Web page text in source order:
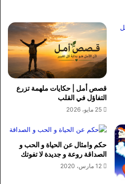
قصص أمل | حكايات ملهمة تزرع
التفاؤل في القلب
25 مايو، 2026
حكم وامثال عن الحياة و الحب و
الصداقة روعة و جديدة لا تفوتك
12 مارس، 2020